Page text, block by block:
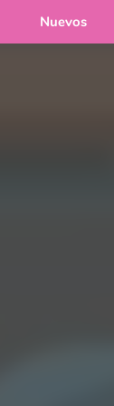
Nuevos